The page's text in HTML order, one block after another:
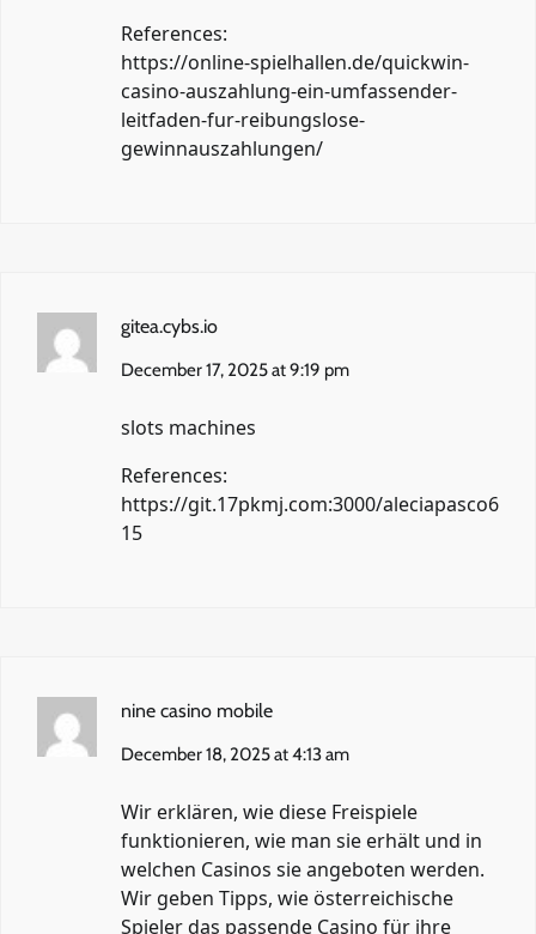
References:
https://online-spielhallen.de/quickwin-
casino-auszahlung-ein-umfassender-
leitfaden-fur-reibungslose-
gewinnauszahlungen/
gitea.cybs.io
December 17, 2025 at 9:19 pm
slots machines
References:
https://git.17pkmj.com:3000/aleciapasco6
15
nine casino mobile
December 18, 2025 at 4:13 am
Wir erklären, wie diese Freispiele
funktionieren, wie man sie erhält und in
welchen Casinos sie angeboten werden.
Wir geben Tipps, wie österreichische
Spieler das passende Casino für ihre